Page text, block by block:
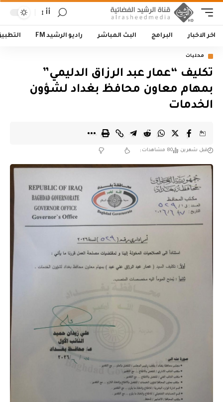
أأ
اخر الاخبار البرامج البث المباشر راديو الرشيد FM
محليات
تكليف “عمار عبد الرزاق الدليمي”
بمهام معاون محافظ بغداد لشؤون
الخدمات
قبل شهرين 80 مشاهدات